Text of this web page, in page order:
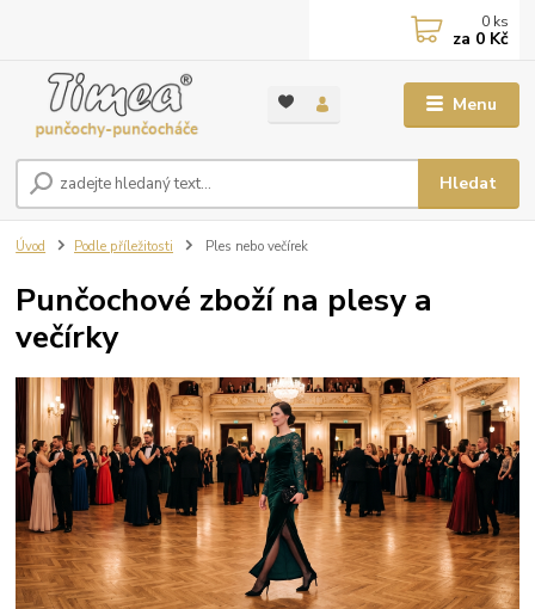
Menu
Hledat
0 ks
za 0 Kč
Úvod Podle příležitosti Ples nebo večírek
Punčochové zboží na plesy a
večírky